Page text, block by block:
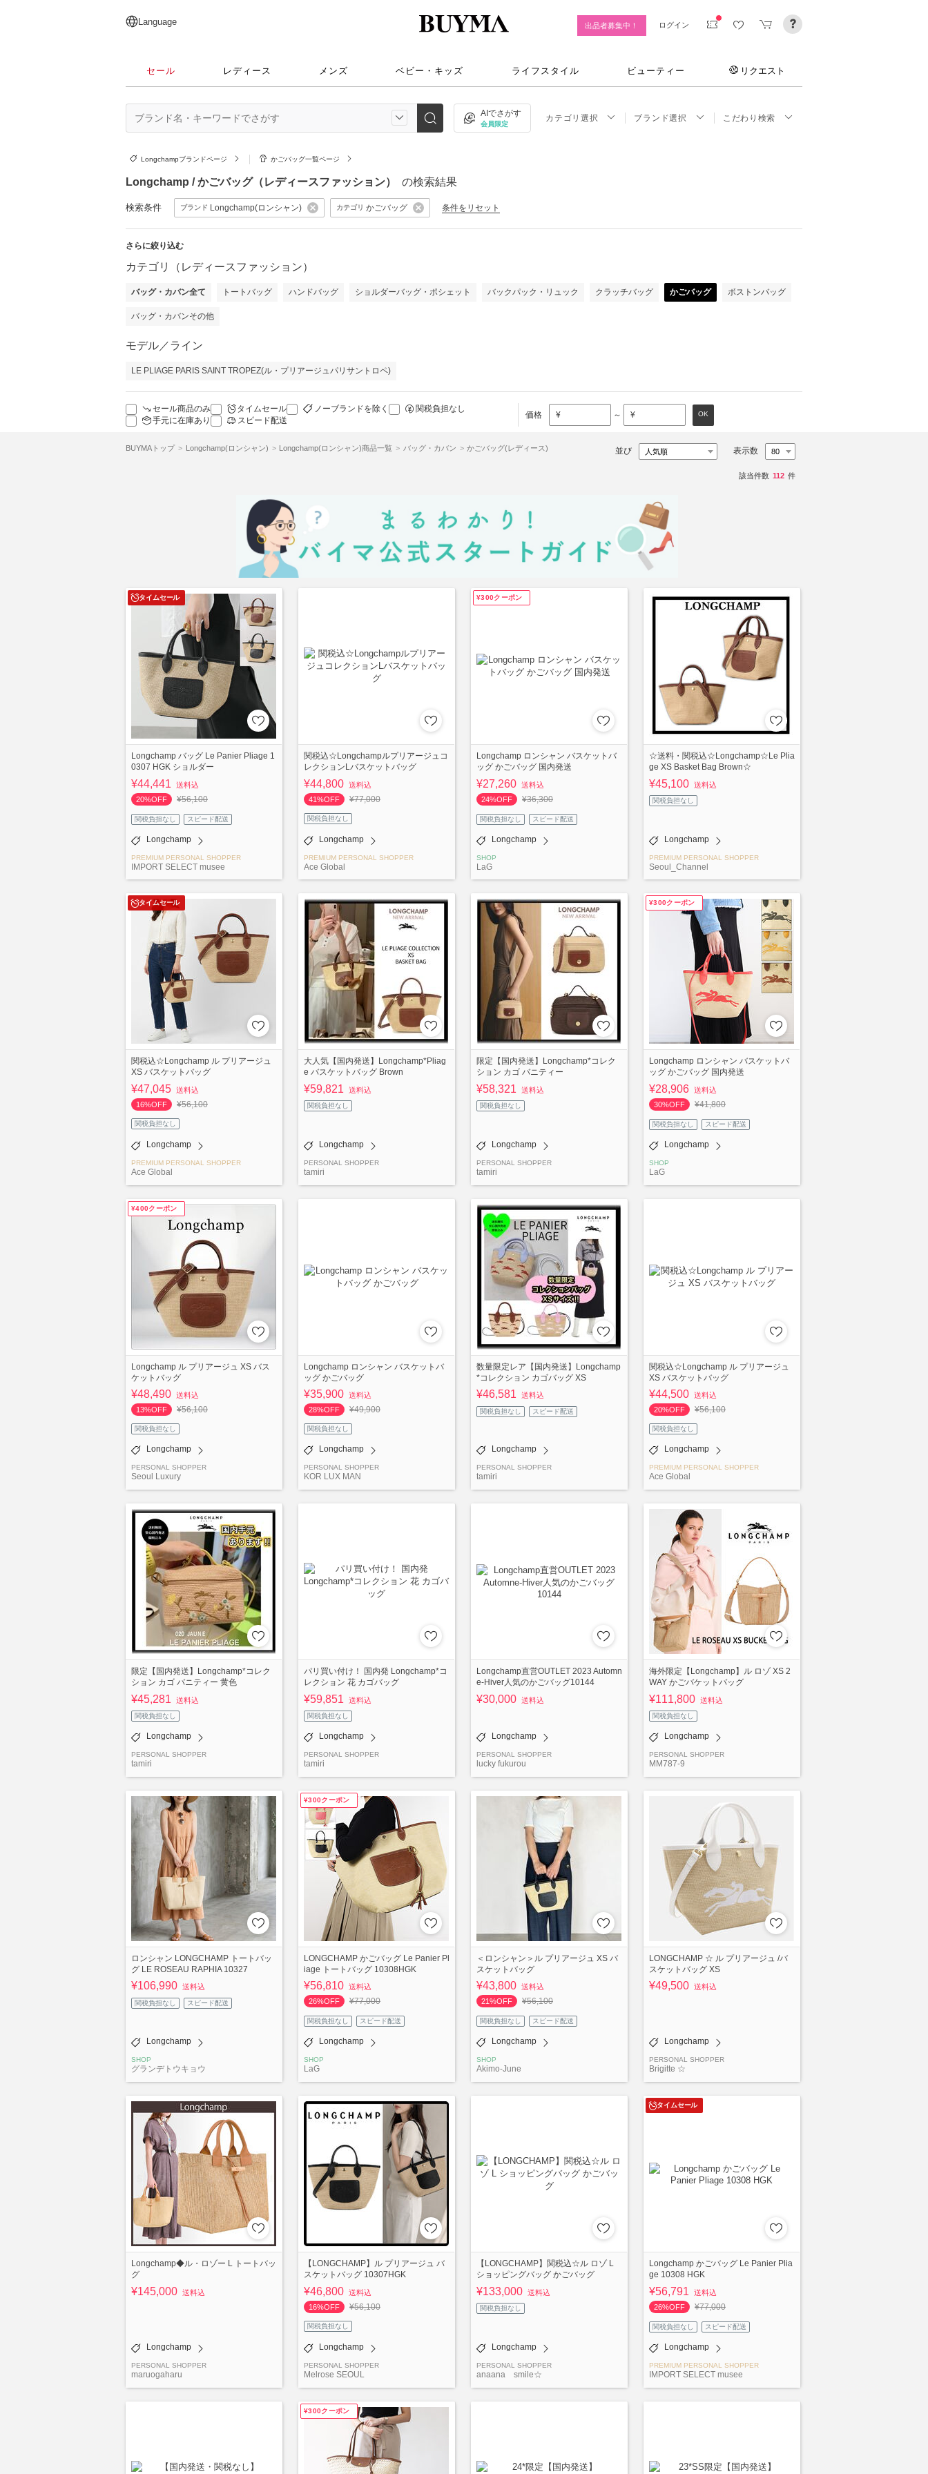
日本語
English
简体中文
繁體中文
Language 出品者募集中！ ログイン
セール レディース メンズ ベビー・キッズ ライフスタイル ビューティー リクエスト
AIでさがす
会員限定
カテゴリ選択 ブランド選択 こだわり検索
Longchampブランドページ かごバッグ一覧ページ
Longchamp / かごバッグ（レディースファッション） の検索結果
検索条件 ブランド Longchamp(ロンシャン) カテゴリ かごバッグ 条件をリセット
さらに絞り込む
カテゴリ（レディースファッション）
バッグ・カバン全て トートバッグ ハンドバッグ ショルダーバッグ・ポシェット バックパック・リュック クラッチバッグ かごバッグ ボストンバッグ
バッグ・カバンその他
モデル／ライン
LE PLIAGE PARIS SAINT TROPEZ(ル・プリアージュパリサントロペ)
セール商品のみ タイムセール ノーブランドを除く
関税負担なし
手元に在庫あり
スピード配送
価格 ¥ ～ ¥ OK
BUYMAトップ Longchamp(ロンシャン) Longchamp(ロンシャン)商品一覧 バッグ・カバン かごバッグ(レディース) 並び 表示数
該当件数 112 件
タイムセール
Longchamp バッグ Le Panier Pliage 1
0307 HGK ショルダー
¥44,441
送料込
20%OFF
¥56,100
関税負担なし スピード配送
Longchamp
PREMIUM PERSONAL SHOPPER
IMPORT SELECT musee
関税込☆Longchampルプリアージュコ
レクションLバスケットバッグ
¥44,800 送料込
41%OFF
¥77,000
関税負担なし
Longchamp
PREMIUM PERSONAL SHOPPER
Ace Global
¥300クーポン
Longchamp ロンシャン バスケットバ
ッグ かごバッグ 国内発送
¥27,260 送料込
24%OFF
¥36,300
関税負担なし スピード配送
Longchamp
SHOP
LaG
☆送料・関税込☆Longchamp☆Le Plia
ge XS Basket Bag Brown☆
¥45,100 送料込
関税負担なし
Longchamp
PREMIUM PERSONAL SHOPPER
Seoul_Channel
タイムセール
関税込☆Longchamp ル プリアージュ
XS バスケットバッグ
¥47,045 送料込
16%OFF
¥56,100
関税負担なし
Longchamp
PREMIUM PERSONAL SHOPPER
Ace Global
大人気【国内発送】Longchamp*Pliag
e バスケットバッグ Brown
¥59,821 送料込
関税負担なし
Longchamp
PERSONAL SHOPPER
tamiri
限定【国内発送】Longchamp*コレク
ション カゴ バニティー
¥58,321 送料込
関税負担なし
Longchamp
PERSONAL SHOPPER
tamiri
¥300クーポン
Longchamp ロンシャン バスケットバ
ッグ かごバッグ 国内発送
¥28,906 送料込
30%OFF
¥41,800
関税負担なし スピード配送
Longchamp
SHOP
LaG
¥400クーポン
Longchamp ル プリアージュ XS バス
ケットバッグ
¥48,490 送料込
13%OFF
¥56,100
関税負担なし
Longchamp
PERSONAL SHOPPER
Seoul Luxury
Longchamp ロンシャン バスケットバ
ッグ かごバッグ
¥35,900 送料込
28%OFF
¥49,900
関税負担なし
Longchamp
PERSONAL SHOPPER
KOR LUX MAN
数量限定レア【国内発送】Longchamp
*コレクション カゴバッグ XS
¥46,581 送料込
関税負担なし スピード配送
Longchamp
PERSONAL SHOPPER
tamiri
関税込☆Longchamp ル プリアージュ
XS バスケットバッグ
¥44,500 送料込
20%OFF
¥56,100
関税負担なし
Longchamp
PREMIUM PERSONAL SHOPPER
Ace Global
限定【国内発送】Longchamp*コレク
ション カゴ バニティー 黄色
¥45,281 送料込
関税負担なし
Longchamp
PERSONAL SHOPPER
tamiri
パリ買い付け！ 国内発 Longchamp*コ
レクション 花 カゴバッグ
¥59,851 送料込
関税負担なし
Longchamp
PERSONAL SHOPPER
tamiri
Longchamp直営OUTLET 2023 Automn
e-Hiver人気のかごバッグ10144
¥30,000 送料込
Longchamp
PERSONAL SHOPPER
lucky fukurou
海外限定【Longchamp】ル ロゾ XS 2
WAY かごバケットバッグ
¥111,800 送料込
関税負担なし
Longchamp
PERSONAL SHOPPER
MM787-9
ロンシャン LONGCHAMP トートバッ
グ LE ROSEAU RAPHIA 10327
¥106,990 送料込
関税負担なし スピード配送
Longchamp
SHOP
グランデトウキョウ
¥300クーポン
LONGCHAMP かごバッグ Le Panier Pl
iage トートバッグ 10308HGK
¥56,810 送料込
26%OFF
¥77,000
関税負担なし スピード配送
Longchamp
SHOP
LaG
＜ロンシャン＞ル プリアージュ XS バ
スケットバッグ
¥43,800 送料込
21%OFF
¥56,100
関税負担なし スピード配送
Longchamp
SHOP
Akimo-June
LONGCHAMP ☆ ル プリアージュ /バ
スケットバッグ XS
¥49,500 送料込
Longchamp
PERSONAL SHOPPER
Brigitte ☆
Longchamp◆ル・ロゾー L トートバッ
グ
¥145,000 送料込
Longchamp
PERSONAL SHOPPER
maruogaharu
【LONGCHAMP】ル プリアージュ バ
スケットバッグ 10307HGK
¥46,800 送料込
16%OFF
¥56,100
関税負担なし
Longchamp
PERSONAL SHOPPER
Melrose SEOUL
【LONGCHAMP】関税込☆ル ロゾ L
ショッピングバッグ かごバッグ
¥133,000 送料込
関税負担なし
Longchamp
PERSONAL SHOPPER
anaana smile☆
タイムセール
Longchamp かごバッグ Le Panier Plia
ge 10308 HGK
¥56,791
送料込
26%OFF
¥77,000
関税負担なし スピード配送
Longchamp
PREMIUM PERSONAL SHOPPER
IMPORT SELECT musee
¥300クーポン